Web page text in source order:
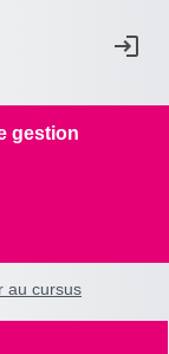
gestion
au cursus